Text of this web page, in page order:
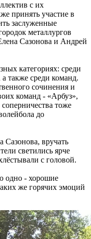
с их
принять участие в
заслуженные
металлургов
Сазонова и Андрей
категориях: среди
также среди команд.
сочинения и
команд - «Арбуз»,
тоже
до
Сазонова, вручать
светились ярче
с головой.
одно - хорошие
же горячих эмоций